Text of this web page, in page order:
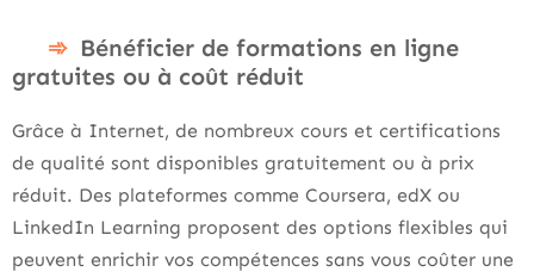
Bénéficier de formations en ligne
gratuites ou à coût réduit
Grâce à Internet, de nombreux cours et certifications
de qualité sont disponibles gratuitement ou à prix
réduit. Des plateformes comme Coursera, edX ou
LinkedIn Learning proposent des options flexibles qui
peuvent enrichir vos compétences sans vous coûter une